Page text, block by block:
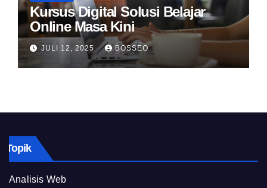
Kursus Digital Solusi Belajar
Online Masa Kini
JULI 12, 2025 BOSSEO
Topik
Analisis Web